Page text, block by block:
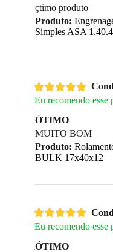
çtimo produto
Produto:
Simples ASA
Eu recomendo esse
ÓTIMO
MUITO BOM
Produto:
BULK 17x40x12
Eu recomendo esse
ÓTIMO